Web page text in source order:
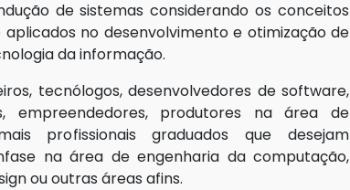
de sistemas considerando os conceitos
no desenvolvimento e otimização de
da informação.
tecnólogos, desenvolvedores de software,
empreendedores, produtores na área de
profissionais graduados que desejam
na área de engenharia da computação,
ou outras áreas afins.